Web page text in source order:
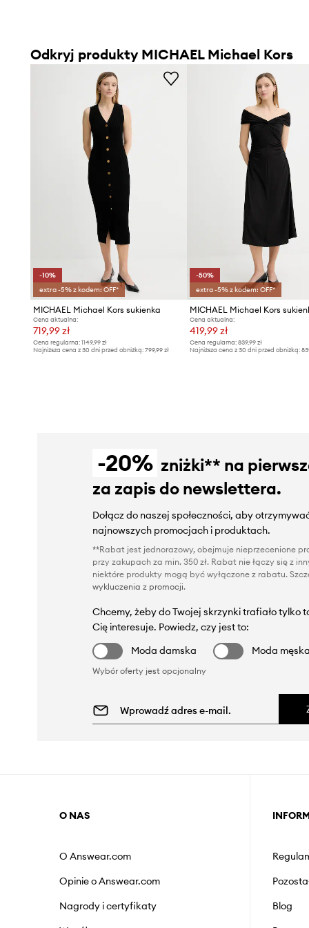
Odkryj produkty MICHAEL Michael Kors
-10%
extra -5% z kodem: OFF*
MICHAEL Michael Kors sukienka
Cena aktualna:
719,99 zł
Cena regularna: 1149,99 zł
Najniższa cena z 30 dni przed obniżką: 799,99 zł
-50%
extra -5% z kodem: OFF*
MICHAEL Michael Kors
Cena aktualna:
419,99 zł
Cena regularna:839,99 zł
Najniższa cena z 30 dni przed obniżką:
-20% zniżki** na
za zapis do newslettera.
Dołącz do naszej społeczności, aby
najnowszych promocjach i produktach.
**Rabat jest jednorazowy, obejmuje nieprzecenione
przy zakupach za min. 350 zł. Rabat nie łączy się z
niektóre produkty mogą być wyłączone z rabatu.
wykluczenia z promocji.
Chcemy, żeby do Twojej skrzynki trafiało tylko
Cię interesuje. Powiedz, czy jest to:
Moda damska
Moda
Wybór oferty jest opcjonalny
O NAS
O Answear.com
Opinie o Answear.com
Nagrody i certyfikaty
Blog